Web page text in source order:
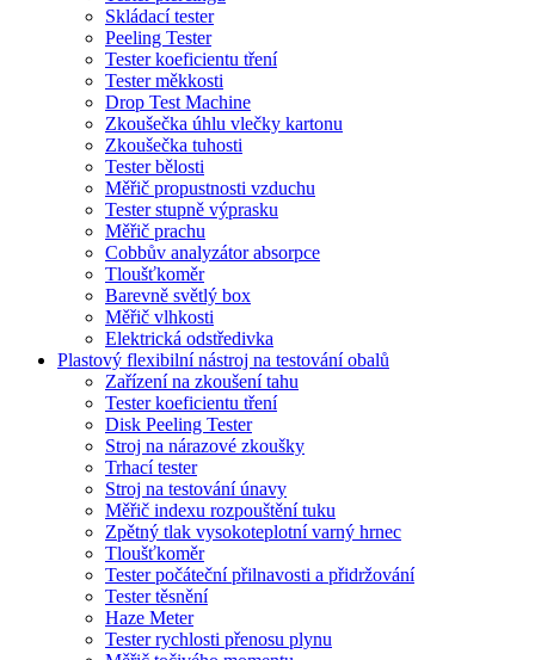
Skládací tester
Peeling Tester
Tester koeficientu tření
Tester měkkosti
Drop Test Machine
Zkoušečka úhlu vlečky kartonu
Zkoušečka tuhosti
Tester bělosti
Měřič propustnosti vzduchu
Tester stupně výprasku
Měřič prachu
Cobbův analyzátor absorpce
Tloušťkoměr
Barevně světlý box
Měřič vlhkosti
Elektrická odstředivka
Plastový flexibilní nástroj na testování obalů
Zařízení na zkoušení tahu
Tester koeficientu tření
Disk Peeling Tester
Stroj na nárazové zkoušky
Trhací tester
Stroj na testování únavy
Měřič indexu rozpouštění tuku
Zpětný tlak vysokoteplotní varný hrnec
Tloušťkoměr
Tester počáteční přilnavosti a přidržování
Tester těsnění
Haze Meter
Tester rychlosti přenosu plynu